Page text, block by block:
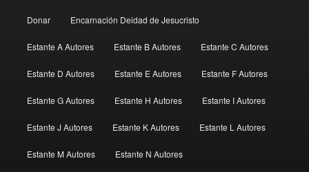
Donar Encarnación Deidad de Jesucristo
Estante A Autores Estante B Autores Estante C Autores
Estante D Autores Estante E Autores Estante F Autores
Estante G Autores Estante H Autores Estante I Autores
Estante J Autores Estante K Autores Estante L Autores
Estante M Autores Estante N Autores